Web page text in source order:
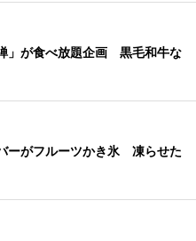
」が食べ放題企画 黒毛和牛な
ーがフルーツかき氷 凍らせた